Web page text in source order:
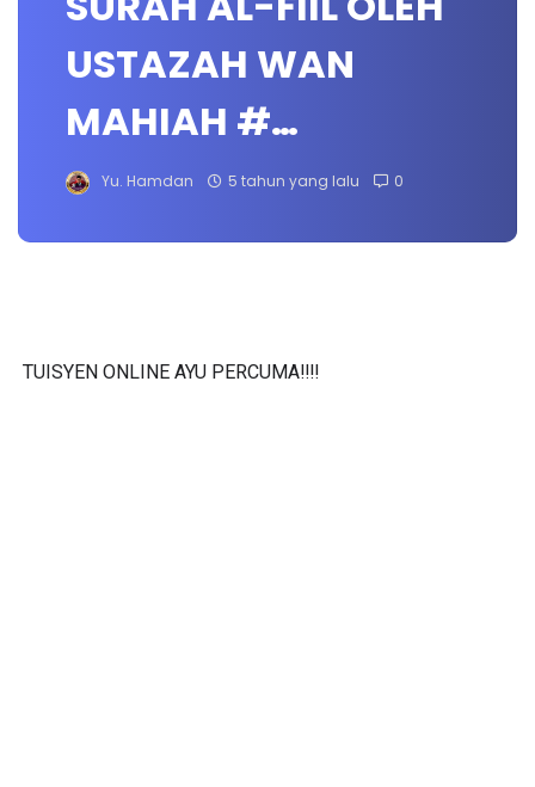
USTAZAH WAN
MAHIAH #…
Yu. Hamdan 5 tahun yang lalu 0
TUISYEN ONLINE AYU PERCUMA‼️‼